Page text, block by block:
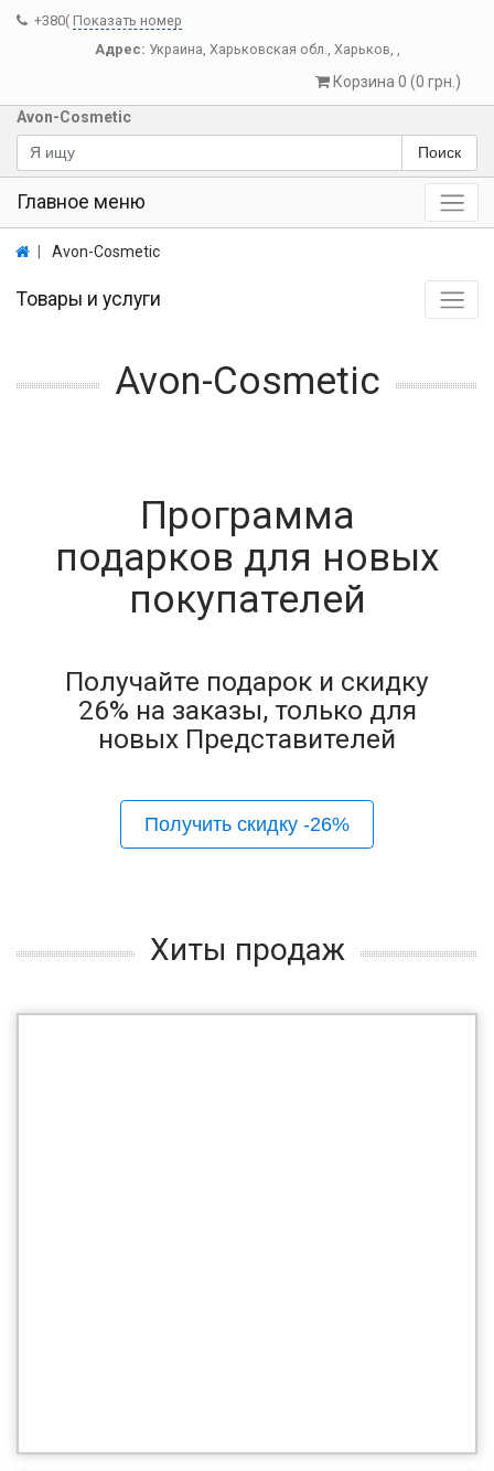
+380( Показать номер
Адрес: Украина, Харьковская обл., Харьков, ,
Корзина 0 (0 грн.)
Avon-Cosmetic
Поиск
Главное меню
Avon-Cosmetic
Товары и услуги
Avon-Cosmetic
Программа
подарков для новых
покупателей
Получайте подарок и скидку
26% на заказы, только для
новых Представителей
Получить скидку -26%
Хиты продаж